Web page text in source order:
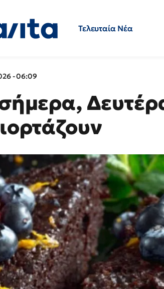
Τελευταία Νέα
- 06:09